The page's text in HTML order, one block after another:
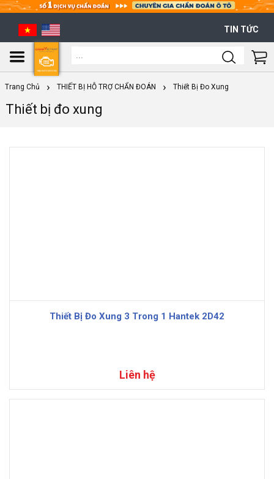
TIN TỨC
Cart
Trang Chủ THIẾT BỊ HỖ TRỢ CHẨN ĐOÁN Thiết Bị Đo Xung
Thiết bị đo xung
Thiết Bị Đo Xung 3 Trong 1 Hantek 2D42
Liên hệ